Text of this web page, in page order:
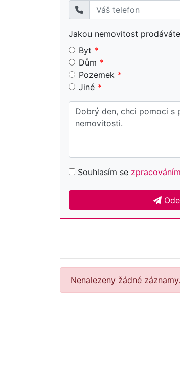
Jakou nemovitost
Byt
Dům
Pozemek
Jiné
Souhlasím se
Nenalezeny žádné záznamy.